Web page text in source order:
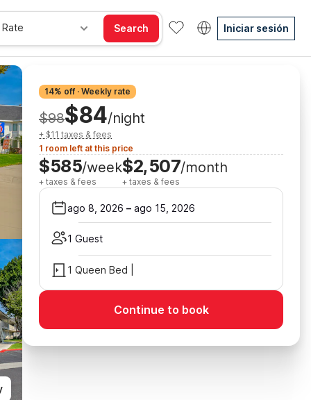
Search Iniciar sesión
14% off · Weekly rate
$98$84/night
+ $11 taxes & fees
1 room left at this price
$585/week
+ taxes & fees
$2,507/month
+ taxes & fees
ago 8, 2026 – ago 15, 2026
1 Guest
1 Queen Bed |
Continue to book